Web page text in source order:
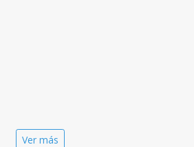
Ver más